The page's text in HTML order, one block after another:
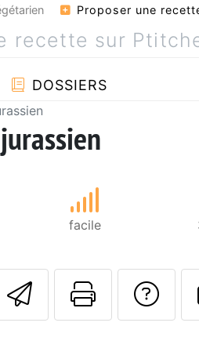
Proposer une
DOSSIERS
facile
Envoyer